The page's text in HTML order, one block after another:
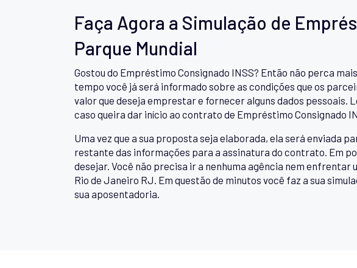
Faça Agora a Simulação de
Parque Mundial
Gostou do Empréstimo Consignado INSS? Então não perca
tempo você já será informado sobre as condições que os
valor que deseja emprestar e fornecer alguns dados
caso queira dar início ao contrato de Empréstimo Consignado
Uma vez que a sua proposta seja elaborada, ela será enviada
restante das informações para a assinatura do contrato. Em
desejar. Você não precisa ir a nenhuma agência nem
Rio de Janeiro RJ. Em questão de minutos você faz a sua
sua aposentadoria.